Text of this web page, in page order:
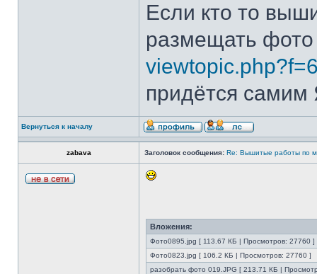
Если кто то
размещать фото
придётся самим
Вернуться к началу
zabava Заголовок сообщения: Re: Вышитые работы по
Вложения:
Фото0895.jpg [ 113.67 КБ | Просмотров: 27760 ]
Фото0823.jpg [ 106.2 КБ | Просмотров: 27760 ]
разобрать фото 019.JPG [ 213.71 КБ |